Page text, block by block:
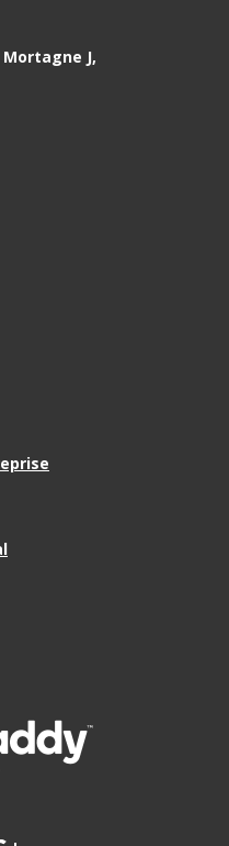
J,